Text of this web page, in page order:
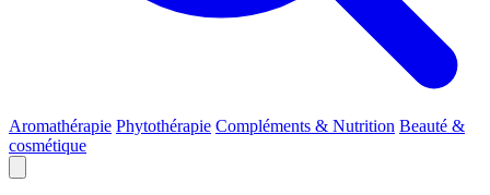
Aromathérapie Phytothérapie Compléments & Nutrition Beauté &
cosmétique